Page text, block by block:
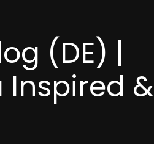
(DE) |
Inspired &